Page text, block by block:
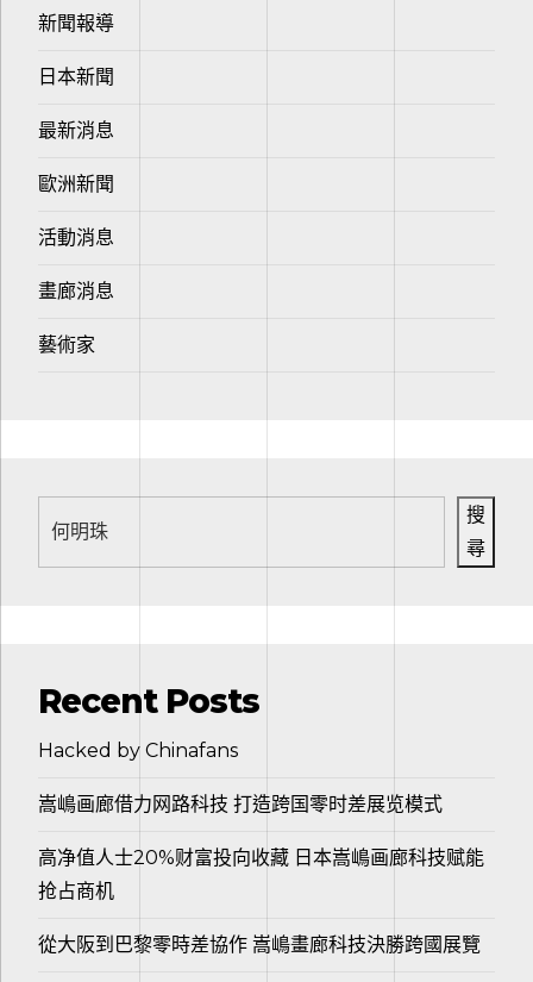
新聞報導
日本新聞
最新消息
歐洲新聞
活動消息
畫廊消息
藝術家
搜
尋
Recent Posts
Hacked by Chinafans
嵩嶋画廊借力网路科技 打造跨国零时差展览模式
高净值人士20%财富投向收藏 日本嵩嶋画廊科技赋能
抢占商机
從大阪到巴黎零時差協作 嵩嶋畫廊科技決勝跨國展覽